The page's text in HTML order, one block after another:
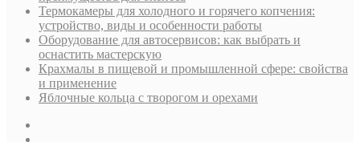
Термокамеры для холодного и горячего копчения:
устройство, виды и особенности работы
Оборудование для автосервисов: как выбрать и
оснастить мастерскую
Крахмалы в пищевой и промышленной сфере: свойства
и применение
Яблочные кольца с творогом и орехами